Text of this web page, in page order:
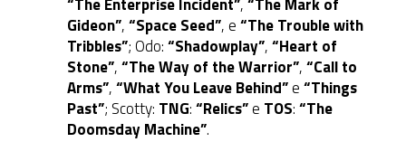
Gideon”,“Space Seed”, e“The Trouble with
Tribbles”; Odo:“Shadowplay”,“Heart of
Stone”,“The Way of the Warrior”,“Call to
Arms”,“What You Leave Behind”e“Things
Past”; Scotty: TNG:“Relics”e TOS:“The
Doomsday Machine”.